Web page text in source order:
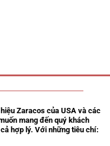
Zaracos của USA và các
mang đến quý khách
hợp lý. Với những tiêu chí: